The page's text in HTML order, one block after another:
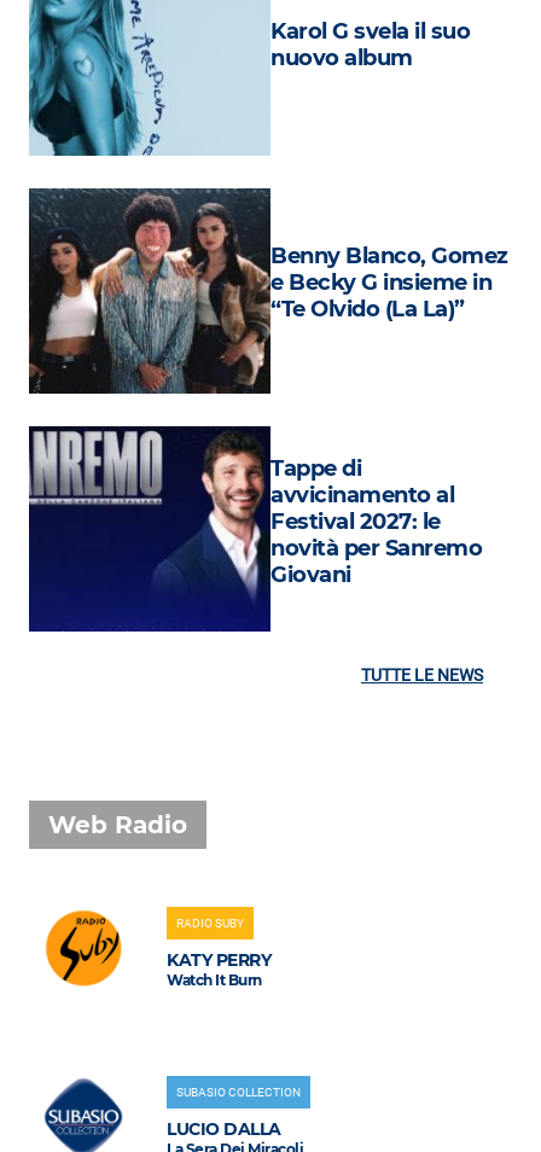
Cultura
Attualità
Costume
Eventi
Karol G svela il suo
nuovo album
Benny Blanco, Gomez
e Becky G insieme in
“Te Olvido (La La)”
Tappe di
avvicinamento al
Festival 2027: le
novità per Sanremo
Giovani
TUTTE LE NEWS
Web Radio
RADIO SUBY
KATY PERRY
Watch It Burn
SUBASIO COLLECTION
LUCIO DALLA